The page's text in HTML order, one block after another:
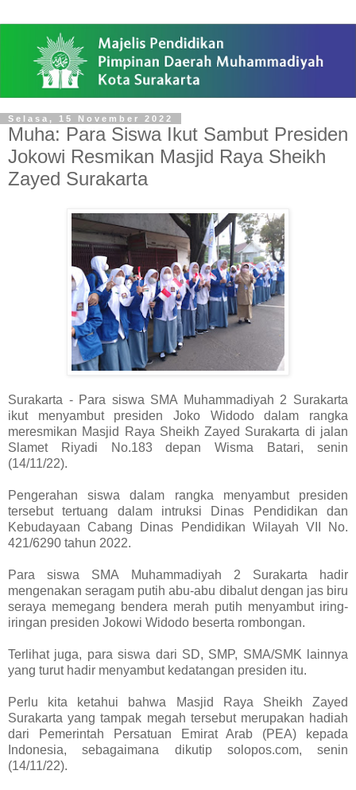
Selasa, 15 November 2022
Muha: Para Siswa Ikut Sambut Presiden
Jokowi Resmikan Masjid Raya Sheikh
Zayed Surakarta
Surakarta - Para siswa SMA Muhammadiyah 2 Surakarta
ikut menyambut presiden Joko Widodo dalam rangka
meresmikan Masjid Raya Sheikh Zayed Surakarta di jalan
Slamet Riyadi No.183 depan Wisma Batari, senin
(14/11/22).
Pengerahan siswa dalam rangka menyambut presiden
tersebut tertuang dalam intruksi Dinas Pendidikan dan
Kebudayaan Cabang Dinas Pendidikan Wilayah VII No.
421/6290 tahun 2022.
Para siswa SMA Muhammadiyah 2 Surakarta hadir
mengenakan seragam putih abu-abu dibalut dengan jas biru
seraya memegang bendera merah putih menyambut iring-
iringan presiden Jokowi Widodo beserta rombongan.
Terlihat juga, para siswa dari SD, SMP, SMA/SMK lainnya
yang turut hadir menyambut kedatangan presiden itu.
Perlu kita ketahui bahwa Masjid Raya Sheikh Zayed
Surakarta yang tampak megah tersebut merupakan hadiah
dari Pemerintah Persatuan Emirat Arab (PEA) kepada
Indonesia, sebagaimana dikutip solopos.com, senin
(14/11/22).